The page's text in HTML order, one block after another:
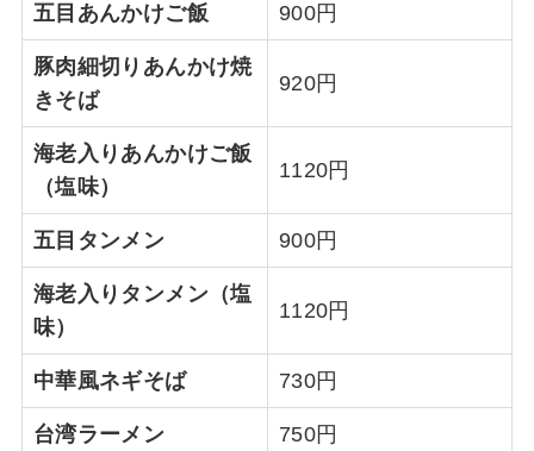
五目あんかけご飯 900円
豚肉細切りあんかけ焼
きそば
920円
海老入りあんかけご飯
（塩味）
1120円
五目タンメン 900円
海老入りタンメン（塩
味）
1120円
中華風ネギそば 730円
台湾ラーメン 750円